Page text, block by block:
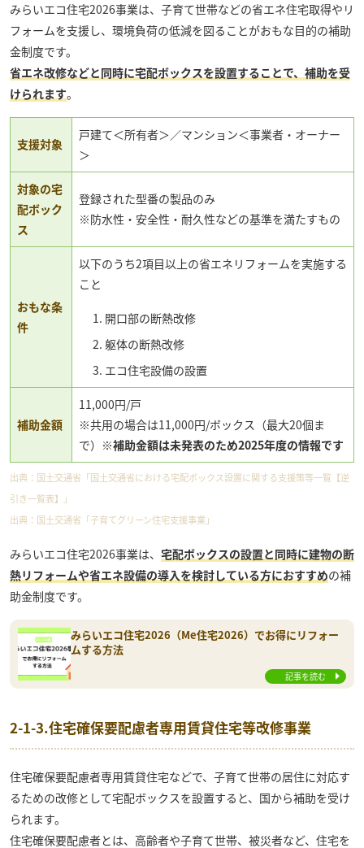
みらいエコ住宅2026事業は、子育て世帯などの省エネ住宅取得やリ
フォームを支援し、環境負荷の低減を図ることがおもな目的の補助
金制度です。
省エネ改修などと同時に宅配ボックスを設置することで、補助を受
けられます。
支援対象
戸建て＜所有者＞／マンション＜事業者・オーナー
＞
対象の宅
配ボック
ス
登録された型番の製品のみ
※防水性・安全性・耐久性などの基準を満たすもの
おもな条
件
以下のうち2項目以上の省エネリフォームを実施する
こと
開口部の断熱改修
躯体の断熱改修
エコ住宅設備の設置
補助金額
11,000円/戸
※共用の場合は11,000円/ボックス（最大20個ま
で） ※補助金額は未発表のため2025年度の情報です
出典： 国土交通省「国土交通省における宅配ボックス設置に関する支援策等一覧【逆
引き一覧表】」
出典： 国土交通省「子育てグリーン住宅支援事業」
みらいエコ住宅2026事業は、 宅配ボックスの設置と同時に建物の断
熱リフォームや省エネ設備の導入を検討している方におすすめの補
助金制度です。
みらいエコ住宅2026（Me住宅2026）でお得にリフォー
ムする方法
記事を読む
2-1-3.住宅確保要配慮者専用賃貸住宅等改修事業
住宅確保要配慮者専用賃貸住宅などで、子育て世帯の居住に対応す
るための改修として宅配ボックスを設置すると、国から補助を受け
られます。
住宅確保要配慮者とは、高齢者や子育て世帯、被災者など、住宅を